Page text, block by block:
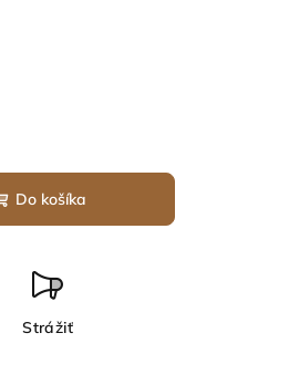
Do košíka
Strážiť